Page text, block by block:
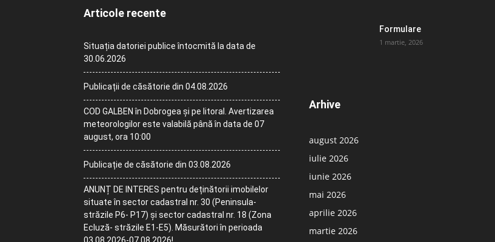
Articole recente
Situația datoriei publice întocmită la data de
30.06.2026
Publicații de căsătorie din 04.08.2026
COD GALBEN în Dobrogea și pe litoral. Avertizarea
meteorologilor este valabilă până în data de 07
august, ora 10:00
Publicație de căsătorie din 03.08.2026
ANUNȚ DE INTERES pentru deținătorii imobilelor
situate în sector cadastral nr. 30 (Peninsula-
străzile P6- P17) și sector cadastral nr. 18 (Zona
Ecluză- străzile E1-E5). Măsurători în perioada
Formulare
1 martie, 2026
Arhive
august 2026
iulie 2026
iunie 2026
mai 2026
aprilie 2026
martie 2026